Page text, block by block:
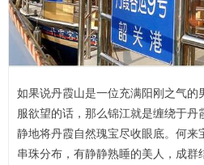
如果说丹霞山是一位充满阳刚之气的
服欲望的话，那么锦江就是缠绕于
静地将丹霞自然瑰宝尽收眼底。何来
串珠分布，有静静熟睡的美人，成群